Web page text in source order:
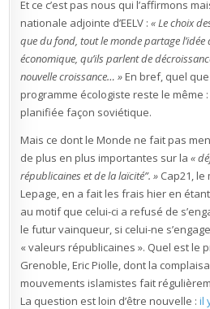
Et ce c’est pas nous qui l’affirmons
nationale adjointe d’EELV :« Le choix
que du fond, tout le monde partage l’idée
économique, qu’ils parlent de
nouvelle croissance… »En bref, quel
programme écologiste reste le même
planifiée façon soviétique.
Mais ce dont le Monde ne fait pas
de plus en plus importantes sur la «
républicaines et de la laïcité”. » Cap21,
Lepage, en a fait les frais hier en
au motif que celui-ci a refusé de
le futur vainqueur, si celui-ne
« valeurs républicaines ». Quel est le
Grenoble, Eric Piolle, dont la
mouvements islamistes fait
La question est loin d’être nouvelle :il